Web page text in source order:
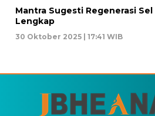
Mantra Sugesti Regenerasi
Lengkap
30 Oktober 2025 | 17:41 WIB